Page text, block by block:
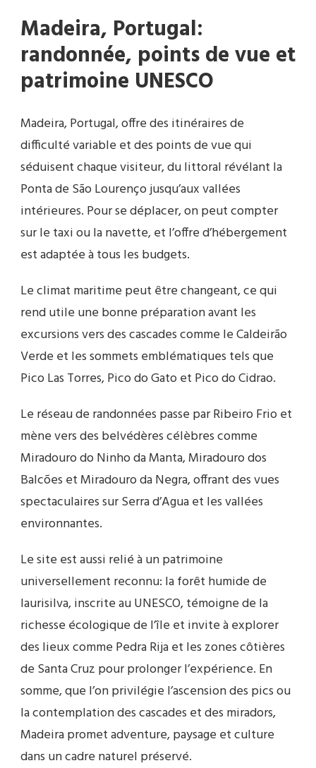
Madeira, Portugal:
randonnée, points de vue et
patrimoine UNESCO
Madeira, Portugal, offre des itinéraires de
difficulté variable et des points de vue qui
séduisent chaque visiteur, du littoral révélant la
Ponta de São Lourenço jusqu’aux vallées
intérieures. Pour se déplacer, on peut compter
sur le taxi ou la navette, et l’offre d’hébergement
est adaptée à tous les budgets.
Le climat maritime peut être changeant, ce qui
rend utile une bonne préparation avant les
excursions vers des cascades comme le Caldeirão
Verde et les sommets emblématiques tels que
Pico Las Torres, Pico do Gato et Pico do Cidrao.
Le réseau de randonnées passe par Ribeiro Frio et
mène vers des belvédères célèbres comme
Miradouro do Ninho da Manta, Miradouro dos
Balcões et Miradouro da Negra, offrant des vues
spectaculaires sur Serra d’Agua et les vallées
environnantes.
Le site est aussi relié à un patrimoine
universellement reconnu: la forêt humide de
laurisilva, inscrite au UNESCO, témoigne de la
richesse écologique de l’île et invite à explorer
des lieux comme Pedra Rija et les zones côtières
de Santa Cruz pour prolonger l’expérience. En
somme, que l’on privilégie l’ascension des pics ou
la contemplation des cascades et des miradors,
Madeira promet adventure, paysage et culture
dans un cadre naturel préservé.